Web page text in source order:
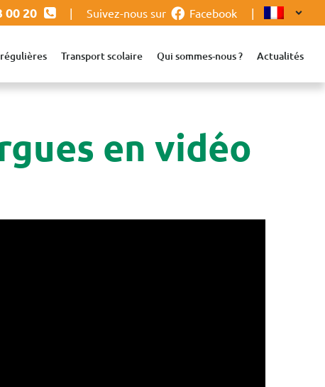
00 20 | Suivez-nous sur Facebook |
Transport scolaire Qui sommes-nous ? Actualités
en vidéo